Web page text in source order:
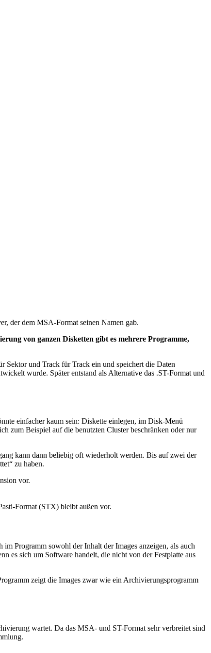
der dem MSA-Format seinen Namen gab.
von ganzen Disketten gibt es mehrere Programme,
Sektor und Track für Track ein und speichert die Daten
wurde. Später entstand als Alternative das .ST-Format und
einfacher kaum sein: Diskette einlegen, im Disk-Menü
zum Beispiel auf die benutzten Cluster beschränken oder nur
kann dann beliebig oft wiederholt werden. Bis auf zwei der
zu haben.
vor.
Format (STX) bleibt außen vor.
Programm sowohl der Inhalt der Images anzeigen, als auch
es sich um Software handelt, die nicht von der Festplatte aus
zeigt die Images zwar wie ein Archivierungsprogramm
wartet. Da das MSA- und ST-Format sehr verbreitet sind